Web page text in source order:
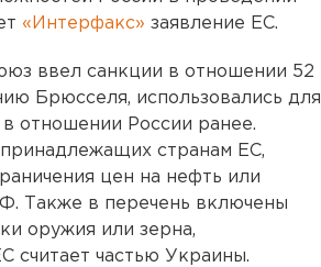
«Интерфакс» заявление ЕС.
ввел санкции в отношении 52
Брюсселя, использовались для
отношении России ранее.
принадлежащих странам ЕС,
цен на нефть или
Также в перечень включены
оружия или зерна,
считает частью Украины.